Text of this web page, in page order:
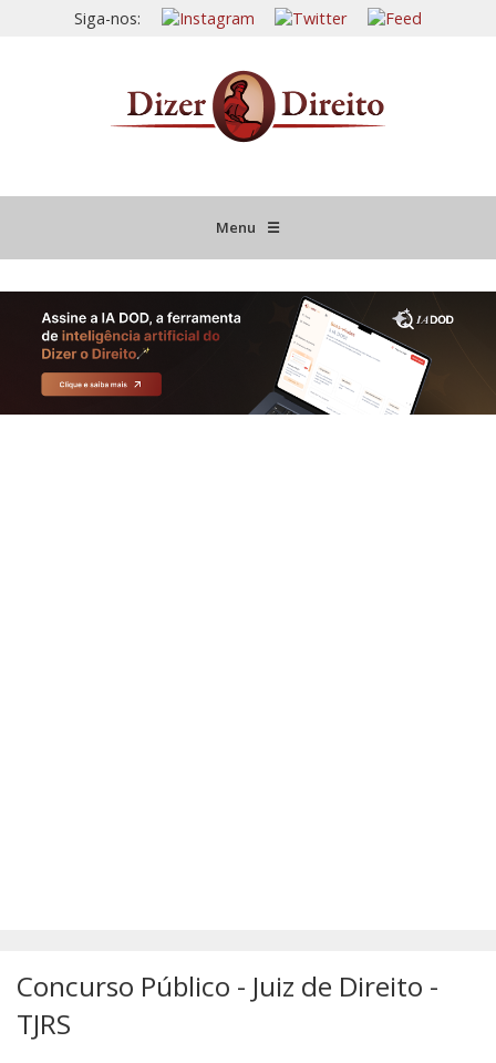
Siga-nos:
Menu ☰
JURISPRUDÊNCIA COMENTADA
INFORMATIVOS COMENTADOS
Concurso Público - Juiz de Direito -
TJRS